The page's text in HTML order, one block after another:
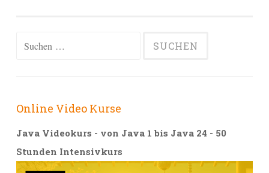
Suchen
Online Video Kurse
Java Videokurs - von Java 1 bis Java 24 - 50
Stunden Intensivkurs